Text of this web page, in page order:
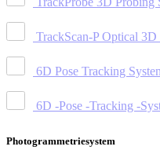
TrackScan-P Optical 3D
6D Pose Tracking
6D -Pose -Tracking -
Photogrammetriesystem